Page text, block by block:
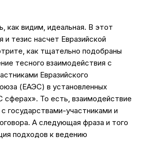
как видим, идеальная. В этот
и тезис насчет Евразийской
как тщательно подобраны
тесного взаимодействия с
Евразийского
(ЕАЭС) в установленных
То есть, взаимодействие
государствами-участниками и
А следующая фраза и того
подходов к ведению